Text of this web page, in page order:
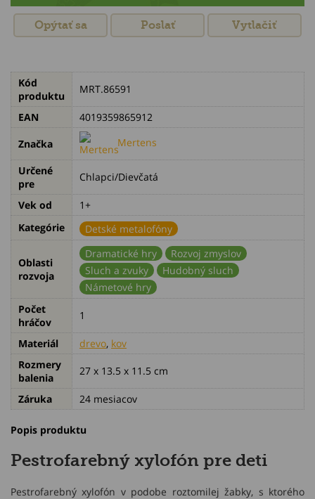
Opýtať sa Poslať Vytlačiť
Kód
produktu
MRT.86591
EAN
4019359865912
Značka
Mertens
Určené
pre
Chlapci/Dievčatá
Vek od
1+
Kategórie
Detské metalofóny
Oblasti
rozvoja
Dramatické hry
Rozvoj zmyslov
Sluch a zvuky
Hudobný sluch
Námetové hry
Počet
hráčov
1
Materiál drevo, kov
Rozmery
balenia
27 x 13.5 x 11.5 cm
Záruka 24 mesiacov
Popis produktu
Pestrofarebný xylofón pre deti
Pestrofarebný xylofón v podobe roztomilej žabky, s ktorého